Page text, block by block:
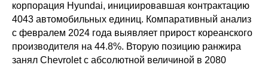
корпорация Hyundai, инициировавшая контрактацию
4043 автомобильных единиц. Компаративный анализ
с февралем 2024 года выявляет прирост кореанского
производителя на 44.8%. Вторую позицию ранжира
занял Chevrolet с абсолютной величиной в 2080